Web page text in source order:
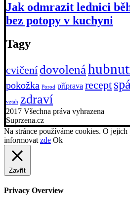
Jak odmrazit lednici
bez potopy v kuchyni
Tagy
cvičení dovolená
pokožka Porod příprava recept
vztah zdraví
2017 Všechna práva vyhrazena
Suprzena.cz
Na stránce používáme cookies. O
informovat zde Ok
Zavřít
Privacy Overview